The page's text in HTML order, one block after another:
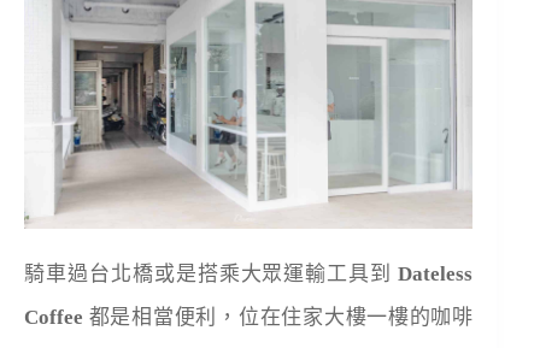
騎車過台北橋或是搭乘大眾運輸工具到Dateless
Coffee 都是相當便利，位在住家大樓一樓的咖啡